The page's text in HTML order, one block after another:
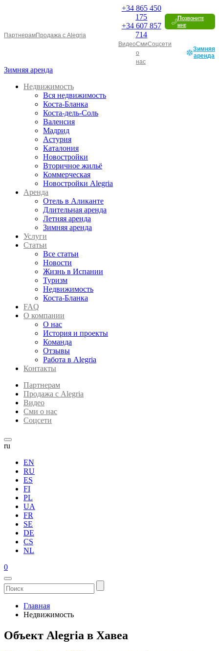
ПартнерамПродажа с Alegria
+34865 450
175
+34607 857
714
Позвоните
мне
ВидеоСми
о
нас
Соцсети
Зимняя
аренда
Зимняя аренда
Недвижимость
Вся недвижимость
Коста-Бланка
Коста-дель-Соль
Валенсия
Мадрид
Астурия
Каталония
Новостройки
Вторичное жильё
Коммерческая
Новостройки Alegria
Аренда
Отель в Аликанте
Длительная аренда
Летняя аренда
Зимняя аренда
Услуги
Статьи
Все статьи
Новости
Жизнь в Испании
Туризм
Недвижимость
Коста-Бланка
FAQ
О компании
О нас
История и проекты
Команда
Отзывы
Работа в Alegria
Контакты
Партнерам
Продажа с Alegria
Видео
Сми о нас
Соцсети
ru
EN
RU
ES
FI
PL
UA
FR
SE
DE
CS
NL
0
Главная
Недвижимость
Объект Alegria в Хавеа